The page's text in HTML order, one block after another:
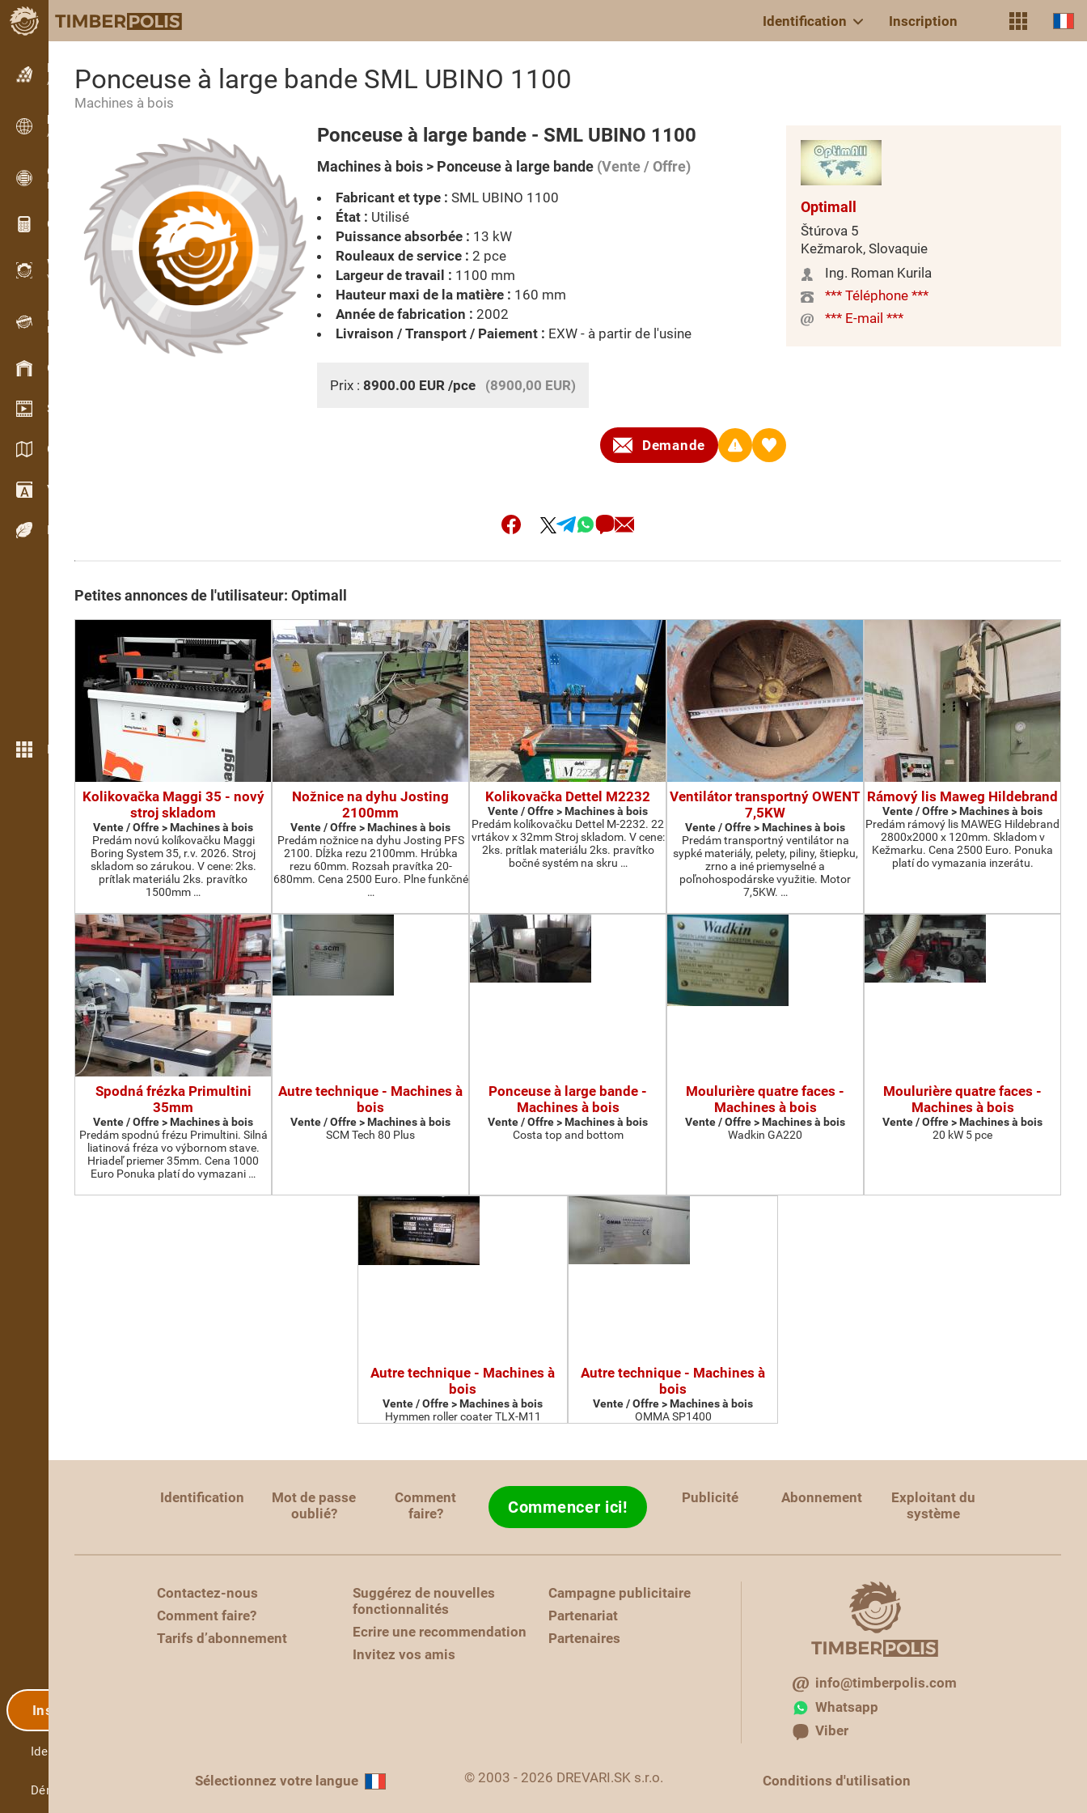
Identification Inscription
Petites annonces
Annonces texte
Petites annonces
Annonces internationales
OPTI-TIMB
Plans de débit
Calculateurs pour le bois
WoodProfi
Volume de bois avec IA
Enregistreur
Inventaire du bois sur le terrain
Gestion du stock
Schowroom vidéo
Catalogues / Brochures
Vocabulaire
Espèces de bois
Plus de fonctions
Inscription
Identification
Démo
Ponceuse à large bande SML UBINO 1100
Machines à bois
Ponceuse à large bande - SML UBINO 1100
Machines à bois > Ponceuse à large bande (Vente / Offre)
Fabricant et type : SML UBINO 1100
État : Utilisé
Puissance absorbée : 13 kW
Rouleaux de service : 2 pce
Largeur de travail : 1100 mm
Hauteur maxi de la matière : 160 mm
Année de fabrication : 2002
Livraison / Transport / Paiement : EXW - à partir de l'usine
Prix : 8900.00 EUR /pce (8900,00 EUR)
Demande
Optimall
Štúrova 5
Kežmarok, Slovaquie
Ing. Roman Kurila
*** Téléphone ***
*** E-mail ***
Petites annonces de l'utilisateur: Optimall
Kolikovačka Maggi 35 - nový
stroj skladom
Vente / Offre > Machines à bois
Predám novú kolíkovačku Maggi
Boring System 35, r.v. 2026. Stroj
skladom so zárukou. V cene: 2ks.
prítlak materiálu 2ks. pravítko
1500mm …
Nožnice na dyhu Josting
2100mm
Vente / Offre > Machines à bois
Predám nožnice na dyhu Josting PFS
2100. Dĺžka rezu 2100mm. Hrúbka
rezu 60mm. Rozsah pravítka 20-
680mm. Cena 2500 Euro. Plne funkčné
…
Kolikovačka Dettel M2232
Vente / Offre > Machines à bois
Predám kolíkovačku Dettel M-2232. 22
vrtákov x 32mm Stroj skladom. V cene:
2ks. prítlak materiálu 2ks. pravítko
bočné systém na skru …
Ventilátor transportný OWENT
7,5KW
Vente / Offre > Machines à bois
Predám transportný ventilátor na
sypké materiály, pelety, piliny, štiepku,
zrno a iné priemyselné a
poľnohospodárske využitie. Motor
7,5KW. …
Rámový lis Maweg Hildebrand
Vente / Offre > Machines à bois
Predám rámový lis MAWEG Hildebrand
2800x2000 x 120mm. Skladom v
Kežmarku. Cena 2500 Euro. Ponuka
platí do vymazania inzerátu.
Spodná frézka Primultini
35mm
Vente / Offre > Machines à bois
Predám spodnú frézu Primultini. Silná
liatinová fréza vo výbornom stave.
Hriadeľ priemer 35mm. Cena 1000
Euro Ponuka platí do vymazani …
Autre technique - Machines à
bois
Vente / Offre > Machines à bois
SCM Tech 80 Plus
Ponceuse à large bande -
Machines à bois
Vente / Offre > Machines à bois
Costa top and bottom
Moulurière quatre faces -
Machines à bois
Vente / Offre > Machines à bois
Wadkin GA220
Moulurière quatre faces -
Machines à bois
Vente / Offre > Machines à bois
20 kW 5 pce
Autre technique - Machines à
bois
Vente / Offre > Machines à bois
Hymmen roller coater TLX-M11
Autre technique - Machines à
bois
Vente / Offre > Machines à bois
OMMA SP1400
Identification
Mot de passe
oublié?
Comment
faire?
Commencer ici! Publicité Abonnement
Exploitant du
système
Contactez-nous
Comment faire?
Tarifs d’abonnement
Suggérez de nouvelles
fonctionnalités
Ecrire une recommendation
Invitez vos amis
Campagne publicitaire
Partenariat
Partenaires
info@timberpolis.com
Whatsapp
Viber
Sélectionnez votre langue © 2003 - 2026 DREVARI.SK s.r.o. Conditions d'utilisation